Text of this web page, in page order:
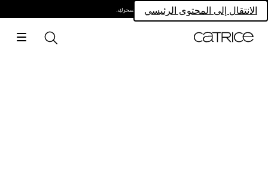
الانتقال إلى المحتوى الرئيسيامتلكي سحركِ.